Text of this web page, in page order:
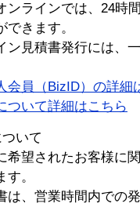
ンラインでは、24時
できます。
ン見積書発行には、
会員（BizID）の詳細
ついて詳細はこちら
いて
希望されたお客様に
す。
は、営業時間内での